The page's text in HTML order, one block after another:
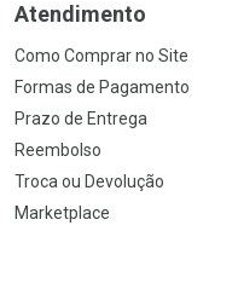
Atendimento
Como Comprar no Site
Formas de Pagamento
Prazo de Entrega
Reembolso
Troca ou Devolução
Marketplace